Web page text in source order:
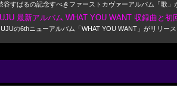
谷すばるの記念すべきファーストカヴァーアルバム「歌
最新アルバム WHAT YOU WANT 収録曲と
の6thニューアルバム「WHAT YOU WANT」がリリ